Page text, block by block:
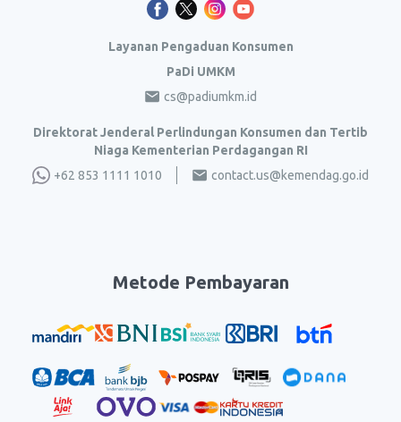
Layanan Pengaduan Konsumen
PaDi UMKM
cs@padiumkm.id
Direktorat Jenderal Perlindungan Konsumen dan Tertib
Niaga Kementerian Perdagangan RI
+62 853 1111 1010
contact.us@kemendag.go.id
Metode Pembayaran